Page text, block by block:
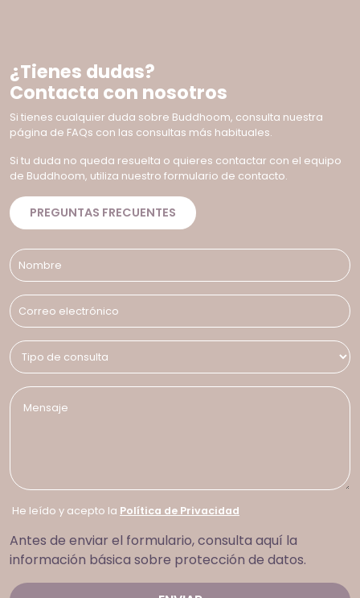
¿Tienes dudas?
Contacta con nosotros
Si tienes cualquier duda sobre Buddhoom, consulta nuestra
página de FAQs con las consultas más habituales.
Si tu duda no queda resuelta o quieres contactar con el equipo
de Buddhoom, utiliza nuestro formulario de contacto.
PREGUNTAS FRECUENTES
He leído y acepto la Política de Privacidad
Antes de enviar el formulario, consulta aquí la
información básica sobre protección de datos.